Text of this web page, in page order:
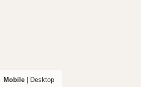
Mobile| Desktop